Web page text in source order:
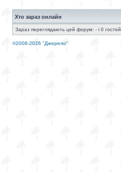
Хто зараз онлайн
Зараз переглядають цей форум: - і 0 гостей
©2006-2026 "Джерело"